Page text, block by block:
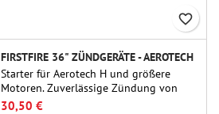
favorite_border
FIRSTFIRE 36" ZÜNDGERÄTE - AEROTECH
Starter für Aerotech H und größere
Motoren. Zuverlässige Zündung von
Motoren bis zu 91 cm Länge.
30,50 €